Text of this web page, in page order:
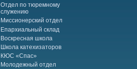
Отдел по тюремному
служению
Миссионерский отдел
Епархиальный склад
Воскресная школа
Школа катехизаторов
КЮС «Спас»
Молодежный отдел